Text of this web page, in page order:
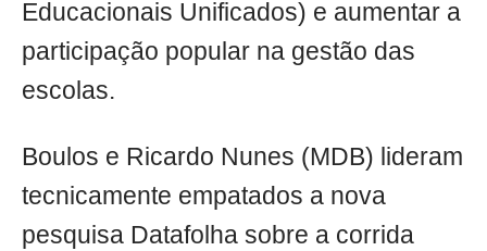
Educacionais Unificados) e aumentar a
participação popular na gestão das
escolas.
Boulos e Ricardo Nunes (MDB) lideram
tecnicamente empatados a nova
pesquisa Datafolha sobre a corrida